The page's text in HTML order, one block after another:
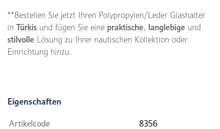
**Bestellen Sie jetzt Ihren Polypropylen/Leder Glashalter
in Türkis und fügen Sie eine praktische, langlebige und
stilvolle Lösung zu Ihrer nautischen Kollektion oder
Einrichtung hinzu.
Eigenschaften
Artikelcode 8356